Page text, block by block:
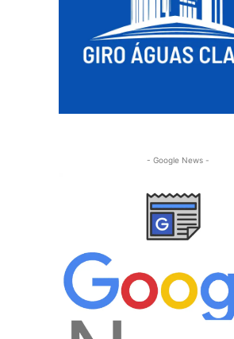
- Google News -